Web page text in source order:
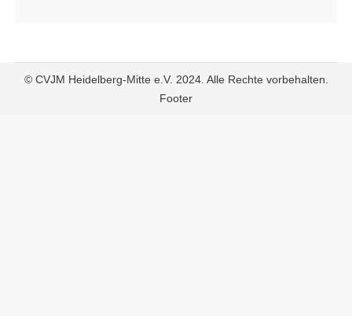
© CVJM Heidelberg-Mitte e.V. 2024. Alle Rechte vorbehalten.
Footer